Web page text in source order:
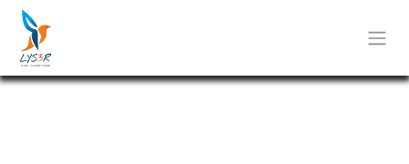
Se rendre au contenu